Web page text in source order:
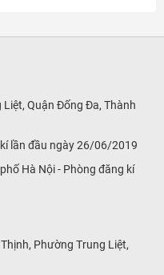
Quận Đống Đa, Thành
lần đầu ngày 26/06/2019
Hà Nội - Phòng đăng kí
Phường Trung Liệt,